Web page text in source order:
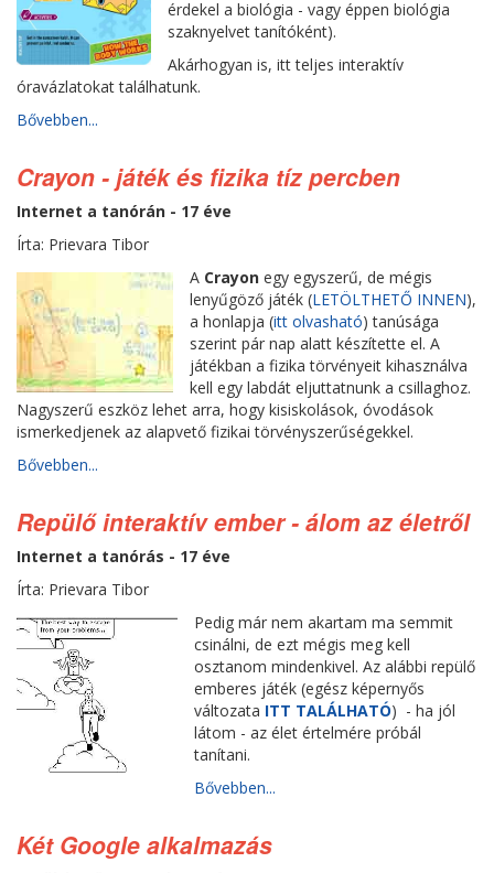
érdekel a biológia - vagy éppen biológia
szaknyelvet tanítóként).
Akárhogyan is, itt teljes interaktív
óravázlatokat találhatunk.
Bővebben...
Crayon - játék és fizika tíz percben
Internet a tanórán - 17 éve
Írta: Prievara Tibor
A Crayon egy egyszerű, de mégis
lenyűgöző játék (LETÖLTHETŐ INNEN),
a honlapja (itt olvasható) tanúsága
szerint pár nap alatt készítette el. A
játékban a fizika törvényeit kihasználva
kell egy labdát eljuttatnunk a csillaghoz.
Nagyszerű eszköz lehet arra, hogy kisiskolások, óvodások
ismerkedjenek az alapvető fizikai törvényszerűségekkel.
Bővebben...
Repülő interaktív ember - álom az életről
Internet a tanórás - 17 éve
Írta: Prievara Tibor
Pedig már nem akartam ma semmit
csinálni, de ezt mégis meg kell
osztanom mindenkivel. Az alábbi repülő
emberes játék (egész képernyős
változata ITT TALÁLHATÓ) - ha jól
látom - az élet értelmére próbál
tanítani.
Bővebben...
Két Google alkalmazás